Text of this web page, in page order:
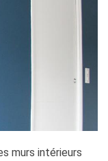
murs intérieurs